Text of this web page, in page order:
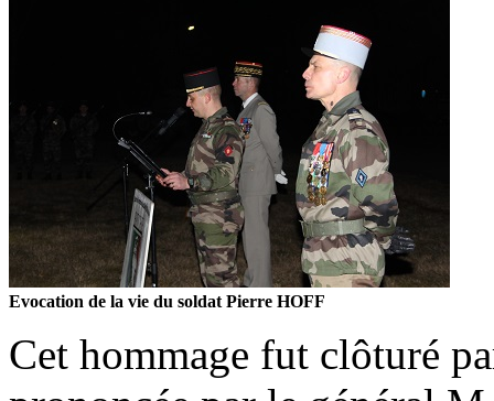
Evocation de la vie du soldat Pierre HOFF
Cet hommage fut clôturé